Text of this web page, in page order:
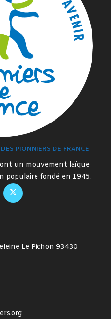
PIONNIERS DE FRANCE
un mouvement laïque
populaire fondé en 1945.
S’ouvre
dans
S’ouvre
Le Pichon 93430
S’ouvre